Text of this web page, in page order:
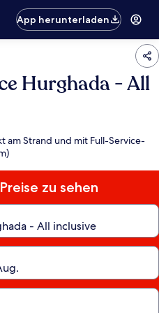
App herunterladen
Hurghada - All
am Strand und mit Full-Service-
zu sehen